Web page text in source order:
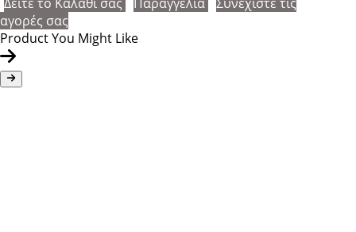
αγορές σας
Product You Might Like